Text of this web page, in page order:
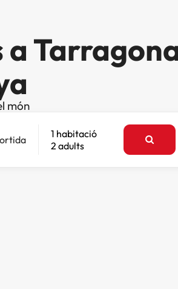
a
món
1 habitació
2 adults